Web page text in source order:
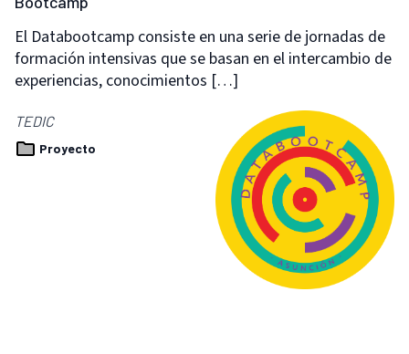
El Databootcamp consiste en una serie de jornadas de
formación intensivas que se basan en el intercambio de
experiencias, conocimientos […]
TEDIC
Proyecto